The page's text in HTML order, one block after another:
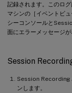
記録されます。このロ
マシンの［イベントビ
シーコンソールと
面にエラーメッセージが
Session
Session Recording
ンします。